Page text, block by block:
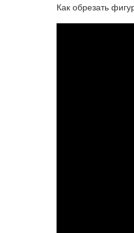
Как обрезать